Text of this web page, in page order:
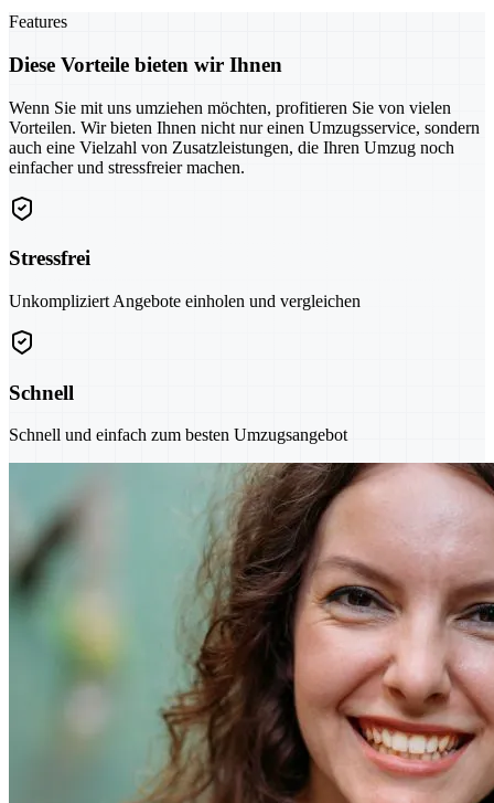
Features
Diese Vorteile bieten wir Ihnen
Wenn Sie mit uns umziehen möchten, profitieren Sie von vielen
Vorteilen. Wir bieten Ihnen nicht nur einen Umzugsservice, sondern
auch eine Vielzahl von Zusatzleistungen, die Ihren Umzug noch
einfacher und stressfreier machen.
Stressfrei
Unkompliziert Angebote einholen und vergleichen
Schnell
Schnell und einfach zum besten Umzugsangebot